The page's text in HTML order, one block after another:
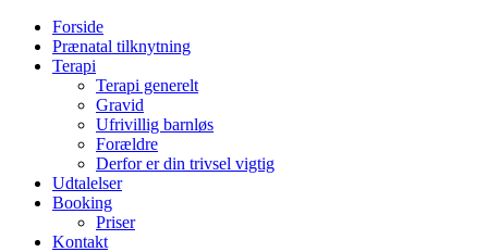
Forside
Prænatal tilknytning
Terapi
Terapi generelt
Gravid
Ufrivillig barnløs
Forældre
Derfor er din trivsel vigtig
Udtalelser
Booking
Priser
Kontakt